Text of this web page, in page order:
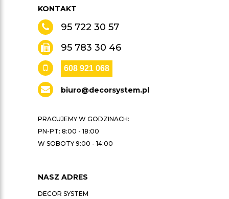
KONTAKT
95 722 30 57
95 783 30 46
608 921 068
biuro@decorsystem.pl
PRACUJEMY W GODZINACH:
PN-PT: 8:00 - 18:00
W SOBOTY 9:00 - 14:00
NASZ ADRES
DECOR SYSTEM